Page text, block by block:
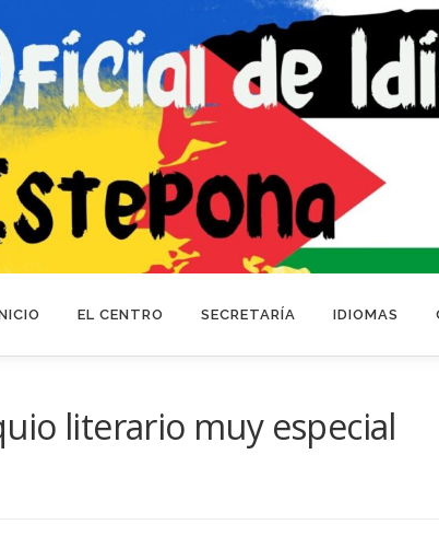
EL CENTRO SECRETARÍA IDIOMAS
literario muy especial